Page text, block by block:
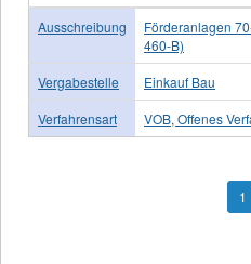
Ausschreibung
Förderanlagen
460-B)
Vergabestelle
Einkauf Bau
Verfahrensart
VOB, Offenes
1